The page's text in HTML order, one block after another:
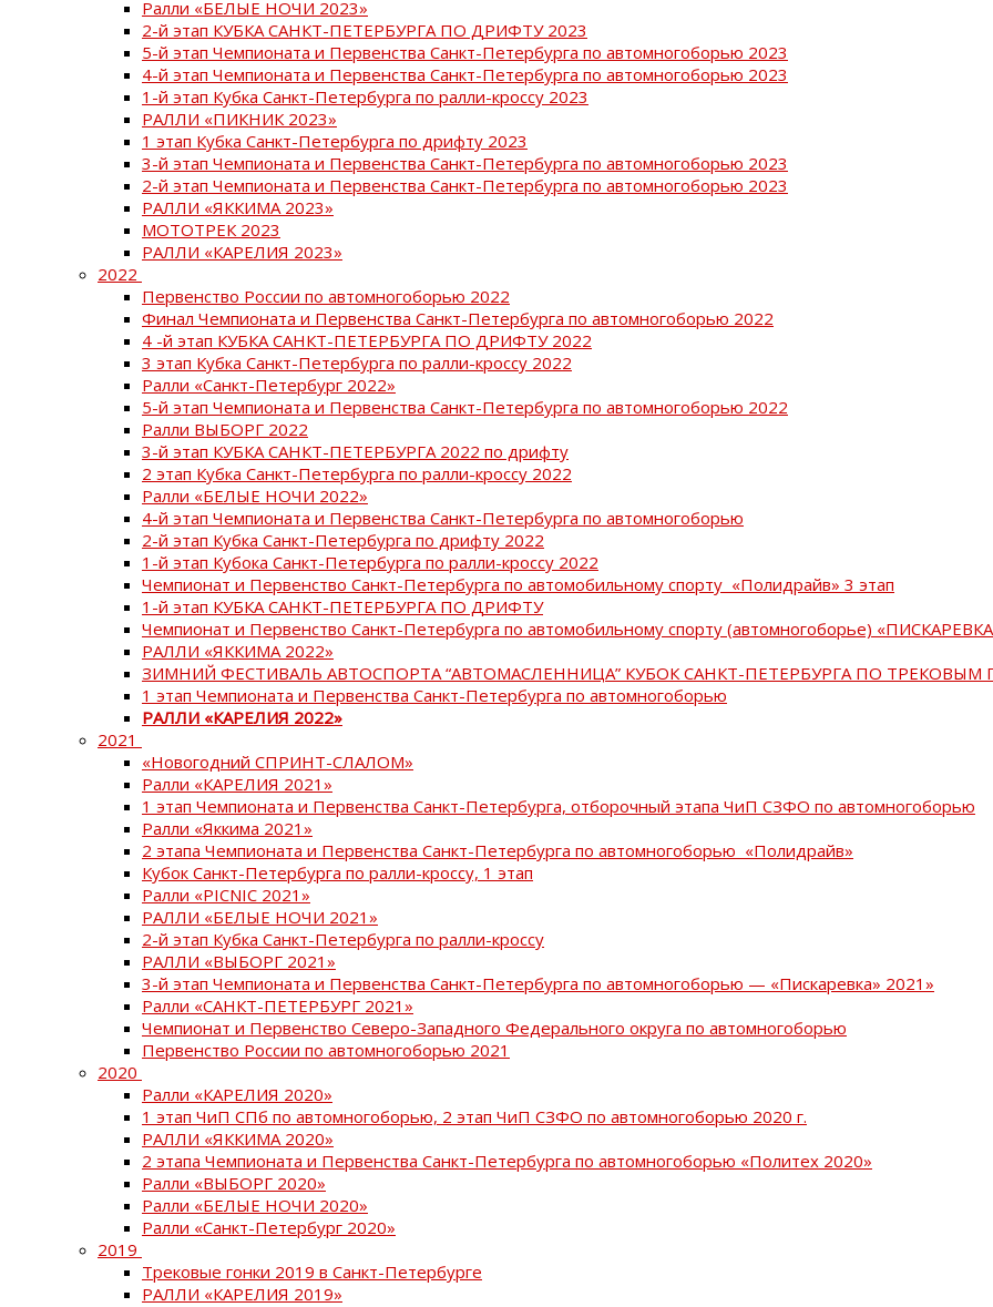
Ралли «БЕЛЫЕ НОЧИ 2023»
2-й этап КУБКА САНКТ-ПЕТЕРБУРГА ПО ДРИФТУ 2023
5-й этап Чемпионата и Первенства Санкт-Петербурга по автомногоборью 2023
4-й этап Чемпионата и Первенства Санкт-Петербурга по автомногоборью 2023
1-й этап Кубка Санкт-Петербурга по ралли-кроссу 2023
РАЛЛИ «ПИКНИК 2023»
1 этап Кубка Санкт-Петербурга по дрифту 2023
3-й этап Чемпионата и Первенства Санкт-Петербурга по автомногоборью 2023
2-й этап Чемпионата и Первенства Санкт-Петербурга по автомногоборью 2023
РАЛЛИ «ЯККИМА 2023»
МОТОТРЕК 2023
РАЛЛИ «КАРЕЛИЯ 2023»
2022
Первенство России по автомногоборью 2022
Финал Чемпионата и Первенства Санкт-Петербурга по автомногоборью 2022
4 -й этап КУБКА САНКТ-ПЕТЕРБУРГА ПО ДРИФТУ 2022
3 этап Кубка Санкт-Петербурга по ралли-кроссу 2022
Ралли «Санкт-Петербург 2022»
5-й этап Чемпионата и Первенства Санкт-Петербурга по автомногоборью 2022
Ралли ВЫБОРГ 2022
3-й этап КУБКА САНКТ-ПЕТЕРБУРГА 2022 по дрифту
2 этап Кубка Санкт-Петербурга по ралли-кроссу 2022
Ралли «БЕЛЫЕ НОЧИ 2022»
4-й этап Чемпионата и Первенства Санкт-Петербурга по автомногоборью
2-й этап Кубка Санкт-Петербурга по дрифту 2022
1-й этап Кубока Санкт-Петербурга по ралли-кроссу 2022
Чемпионат и Первенство Санкт-Петербурга по автомобильному спорту «Полидрайв» 3 этап
1-й этап КУБКА САНКТ-ПЕТЕРБУРГА ПО ДРИФТУ
Чемпионат и Первенство Санкт-Петербурга по автомобильному спорту (автомногоборье)
РАЛЛИ «ЯККИМА 2022»
ЗИМНИЙ ФЕСТИВАЛЬ АВТОСПОРТА “АВТОМАСЛЕННИЦА” КУБОК САНКТ-ПЕТЕРБУРГА ПО ТРЕКОВЫМ
1 этап Чемпионата и Первенства Санкт-Петербурга по автомногоборью
РАЛЛИ «КАРЕЛИЯ 2022»
2021
«Новогодний СПРИНТ-СЛАЛОМ»
Ралли «КАРЕЛИЯ 2021»
1 этап Чемпионата и Первенства Санкт-Петербурга, отборочный этапа ЧиП СЗФО по автомногоборью
Ралли «Яккима 2021»
2 этапа Чемпионата и Первенства Санкт-Петербурга по автомногоборью «Полидрайв»
Кубок Санкт-Петербурга по ралли-кроссу, 1 этап
Ралли «PICNIC 2021»
РАЛЛИ «БЕЛЫЕ НОЧИ 2021»
2-й этап Кубка Санкт-Петербурга по ралли-кроссу
РАЛЛИ «ВЫБОРГ 2021»
3-й этап Чемпионата и Первенства Санкт-Петербурга по автомногоборью — «Пискаревка» 2021»
Ралли «САНКТ-ПЕТЕРБУРГ 2021»
Чемпионат и Первенство Северо-Западного Федерального округа по автомногоборью
Первенство России по автомногоборью 2021
2020
Ралли «КАРЕЛИЯ 2020»
1 этап ЧиП СПб по автомногоборью, 2 этап ЧиП СЗФО по автомногоборью 2020 г.
РАЛЛИ «ЯККИМА 2020»
2 этапа Чемпионата и Первенства Санкт-Петербурга по автомногоборью «Политех 2020»
Ралли «ВЫБОРГ 2020»
Ралли «БЕЛЫЕ НОЧИ 2020»
Ралли «Санкт-Петербург 2020»
2019
Трековые гонки 2019 в Санкт-Петербурге
РАЛЛИ «КАРЕЛИЯ 2019»